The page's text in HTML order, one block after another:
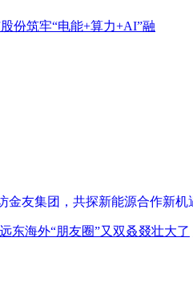
份筑牢“电能+算力+AI”融
远东海外“朋友圈”又双叒叕壮大了